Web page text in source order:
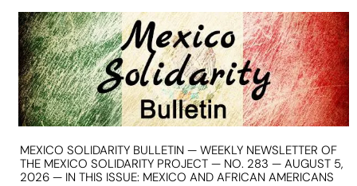
MEXICO SOLIDARITY BULLETIN — WEEKLY NEWSLETTER OF
THE MEXICO SOLIDARITY PROJECT — NO. 283 — AUGUST 5,
2026 — IN THIS ISSUE: MEXICO AND AFRICAN AMERICANS